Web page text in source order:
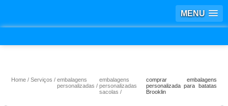
MENU
Home Serviços
embalagens
personalizadas
embalagens
personalizadas
sacolas
comprar embalagens
personalizada para batatas
Brooklin